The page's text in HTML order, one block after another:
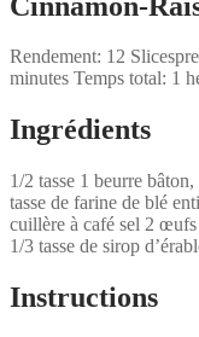
Rendement: 12
minutes Temps total: 1
Ingrédients
1/2 tasse 1 beurre
tasse de farine de blé
cuillère à café sel 2 œufs
1/3 tasse de sirop
Instructions